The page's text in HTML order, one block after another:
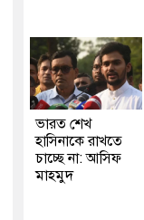
ভারত শেখ
হাসিনাকে রাখতে
চাচ্ছে না: আসিফ
মাহমুদ